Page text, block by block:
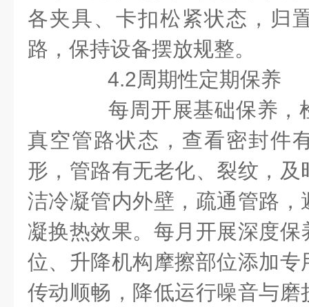
各夹具、卡扣松紧状态，归
路，保持设备摆放规整。
4.2周期性定期保养
每周开展基础保养，
真空管路状态，查看密封件
形，管路有无老化、裂纹，
洁冷凝管内外壁，疏通管路
凝换热效果。每月开展深度
位、升降机构摩擦部位添加
传动顺畅，降低运行噪音与